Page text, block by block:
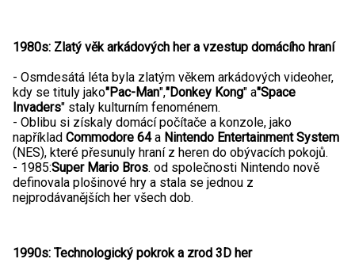
1980s: Zlatý věk arkádových her a vzestup domácího hraní
- Osmdesátá léta byla zlatým věkem arkádových videoher,
kdy se tituly jako"Pac-Man","Donkey Kong" a"Space
Invaders" staly kulturním fenoménem.
- Oblibu si získaly domácí počítače a konzole, jako
například Commodore 64a Nintendo Entertainment System
(NES), které přesunuly hraní z heren do obývacích pokojů.
- 1985:Super Mario Bros. od společnosti Nintendo nově
definovala plošinové hry a stala se jednou z
nejprodávanějších her všech dob.
1990s: Technologický pokrok a zrod 3D her